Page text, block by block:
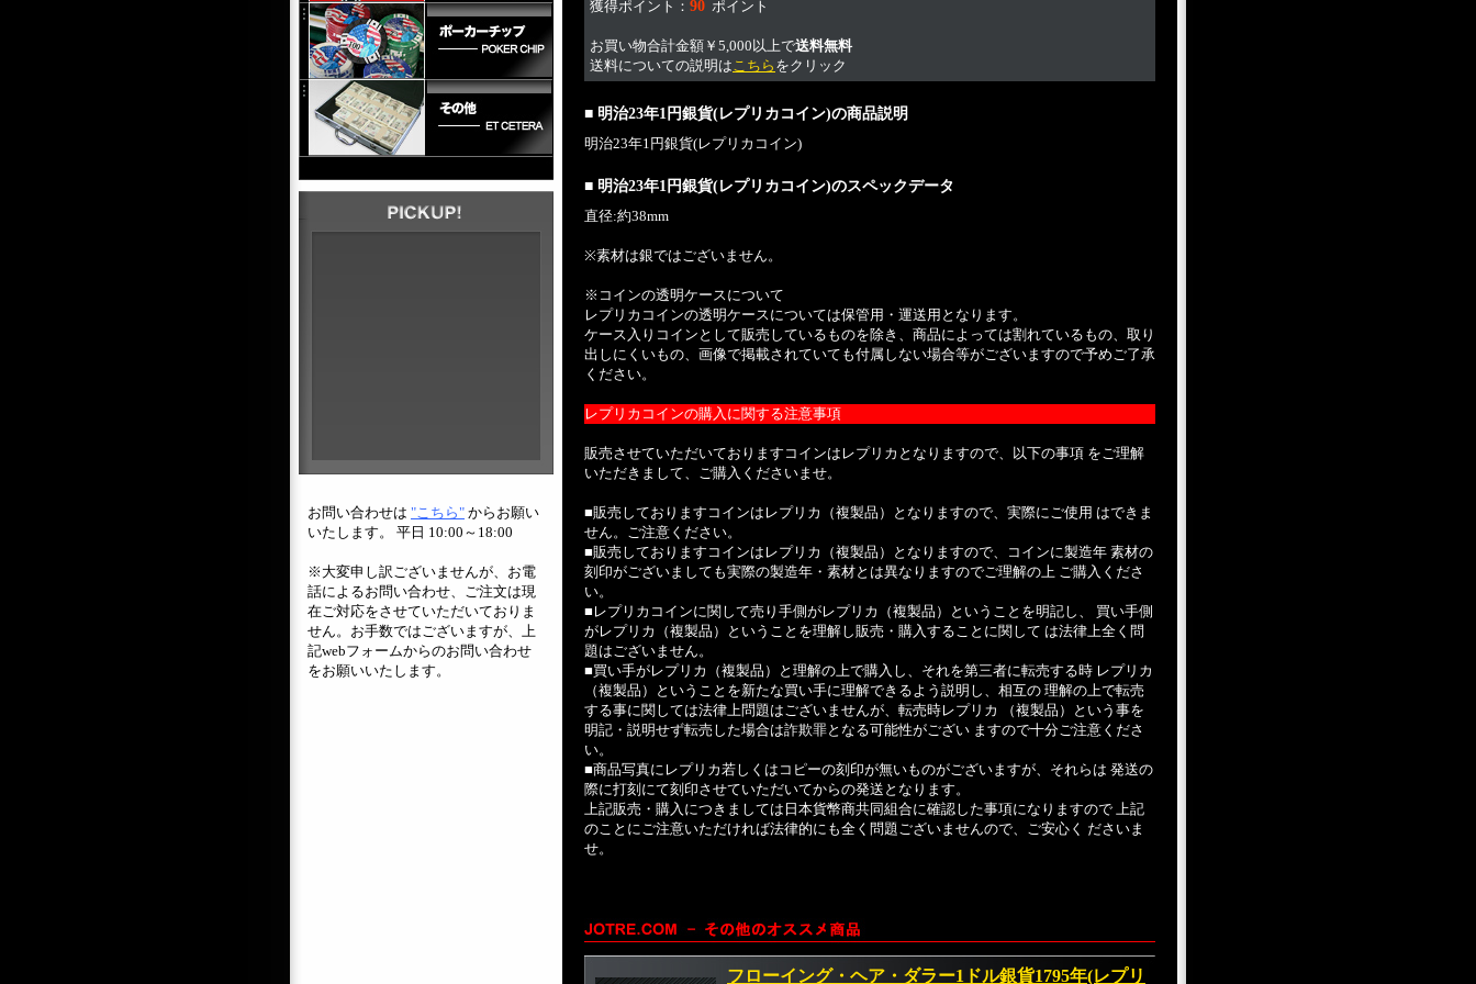
獲得ポイント： 90 ポイント
お買い物合計金額￥5,000以上で送料無料
送料についての説明はこちら をクリック
■ 明治23年1円銀貨(レプリカコイン)の商品説明
明治23年1円銀貨(レプリカコイン)
■ 明治23年1円銀貨(レプリカコイン)のスペックデータ
直径:約38mm
※素材は銀ではございません。
※コインの透明ケースについて
レプリカコインの透明ケースについては保管用・運送用となります。
ケース入りコインとして販売しているものを除き、商品によっては割れているもの、取り
出しにくいもの、画像で掲載されていても付属しない場合等がございますので予めご了承
ください。
レプリカコインの購入に関する注意事項
販売させていただいておりますコインはレプリカとなりますので、以下の事項 をご理解
いただきまして、ご購入くださいませ。
■販売しておりますコインはレプリカ（複製品）となりますので、実際にご使用 はできま
せん。ご注意ください。
■販売しておりますコインはレプリカ（複製品）となりますので、コインに製造年 素材の
刻印がございましても実際の製造年・素材とは異なりますのでご理解の上 ご購入くださ
い。
■レプリカコインに関して売り手側がレプリカ（複製品）ということを明記し、 買い手側
がレプリカ（複製品）ということを理解し販売・購入することに関して は法律上全く問
題はございません。
■買い手がレプリカ（複製品）と理解の上で購入し、それを第三者に転売する時 レプリカ
（複製品）ということを新たな買い手に理解できるよう説明し、相互の 理解の上で転売
する事に関しては法律上問題はございませんが、転売時レプリカ （複製品）という事を
明記・説明せず転売した場合は詐欺罪となる可能性がござい ますので十分ご注意くださ
い。
■商品写真にレプリカ若しくはコピーの刻印が無いものがございますが、それらは 発送の
際に打刻にて刻印させていただいてからの発送となります。
上記販売・購入につきましては日本貨幣商共同組合に確認した事項になりますので 上記
のことにご注意いただければ法律的にも全く問題ございませんので、ご安心く ださいま
せ。
フローイング・ヘア・ダラー1ドル銀貨1795年(レプリ
お問い合わせは "こちら" からお願い
いたします。 平日 10:00～18:00
※大変申し訳ございませんが、お電
話によるお問い合わせ、ご注文は現
在ご対応をさせていただいておりま
せん。お手数ではございますが、上
記webフォームからのお問い合わせ
をお願いいたします。